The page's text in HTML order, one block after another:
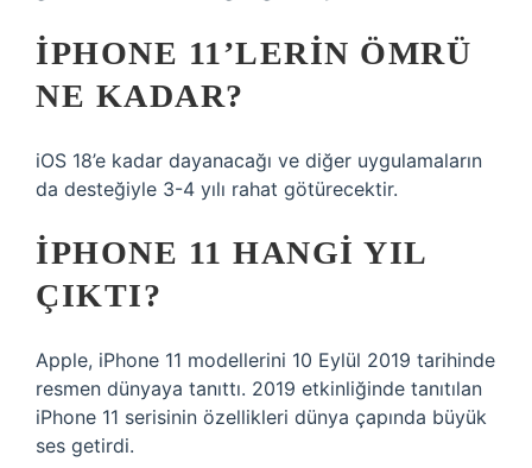
IPHONE 11’LERIN ÖMRÜ
NE KADAR?
iOS 18’e kadar dayanacağı ve diğer uygulamaların
da desteğiyle 3-4 yılı rahat götürecektir.
IPHONE 11 HANGI YIL
ÇIKTI?
Apple, iPhone 11 modellerini 10 Eylül 2019 tarihinde
resmen dünyaya tanıttı. 2019 etkinliğinde tanıtılan
iPhone 11 serisinin özellikleri dünya çapında büyük
ses getirdi.